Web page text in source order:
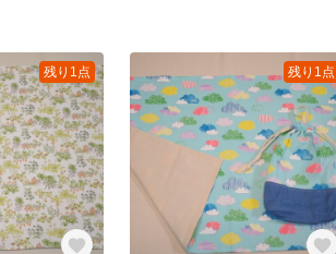
残り1点 残り1点